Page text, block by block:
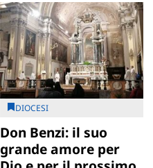
DIOCESI
Don Benzi: il suo
grande amore per